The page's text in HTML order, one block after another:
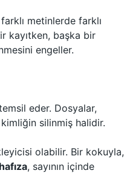
metinlerde farklı
kayıtken, başka bir
engeller.
eder. Dosyalar,
silinmiş halidir.
olabilir. Bir kokuyla,
hafıza, sayının içinde